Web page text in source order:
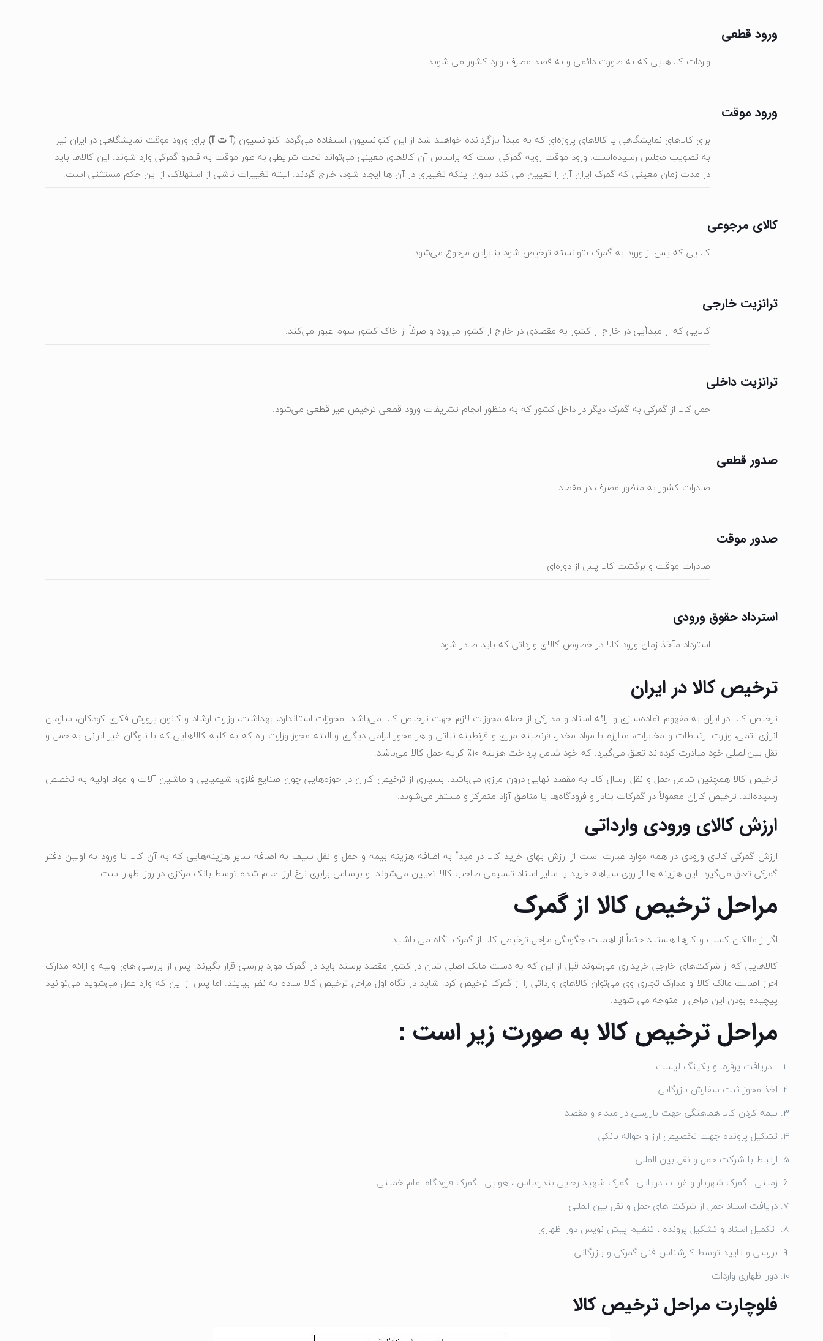
ورود قطعی
واردات کالاهایی که به صورت دائمی و به قصد مصرف وارد کشور می شوند.
ورود موقت
برای کالاهای نمایشگاهی یا کالاهای پروژه‌ای که به مبدأ بازگردانده خواهند شد از این کنوانسیون استفاده می‌گردد. کنوانسیون (آ ت آ) برای ورود موقت نمایشگاهی در ایران نیز
به تصویب مجلس رسیده‌است. ورود موقت رویه گمرکی است که براساس آن کالاهای معینی می‌تواند تحت شرایطی به طور موقت به قلمرو گمرکی وارد شوند. این کالاها باید
در مدت زمان معینی که گمرک ایران آن را تعیین می‌ کند بدون اینکه تغییری در آن ها ایجاد شود، خارج گردند. البته تغییرات ناشی از استهلاک، از این حکم مستثنی است.
کالای مرجوعی
کالایی که پس از ورود به گمرک نتوانسته ترخیص شود بنابراین مرجوع می‌شود.
ترانزیت خارجی
کالایی که از مبدأیی در خارج از کشور به مقصدی در خارج از کشور می‌رود و صرفاً از خاک کشور سوم عبور می‌کند.
ترانزیت داخلی
حمل کالا از گمرکی به گمرک دیگر در داخل کشور که به منظور انجام تشریفات ورود قطعی ترخیص غیر قطعی می‌شود.
صدور قطعی
صادرات کشور به منظور مصرف در مقصد
صدور موقت
صادرات موقت و برگشت کالا پس از دوره‌ای
استرداد حقوق ورودی
استرداد مآخذ زمان ورود کالا در خصوص کالای وارداتی که باید صادر شود.
ترخیص کالا در ایران
ترخیص کالا در ایران به مفهوم آماده‌سازی و ارائه اسناد و مدارکی از جمله مجوزات لازم جهت ترخیص کالا می‌باشد. مجوزات استاندارد، بهداشت، وزارت ارشاد و کانون پرورش فکری کودکان، سازمان
انرژی اتمی، وزارت ارتباطات و مخابرات، مبارزه با مواد مخدر، قرنطینه مرزی و قرنطینه نباتی و هر مجوز الزامی دیگری و البته مجوز وزارت راه که به کلیه کالاهایی که با ناوگان غیر ایرانی به حمل و
نقل بین‌المللی خود مبادرت کرده‌اند تعلق می‌گیرد. که خود شامل پرداخت هزینه ۱۰٪ کرایه حمل کالا می‌باشد.
ترخیص کالا همچنین شامل حمل و نقل ارسال کالا به مقصد نهایی درون مرزی می‌باشد. بسیاری از ترخیص کاران در حوزه‌هایی چون صنایع فلزی، شیمیایی و ماشین آلات و مواد اولیه به تخصص
رسیده‌اند. ترخیص کاران معمولاً در گمرکات بنادر و فرودگاه‌ها یا مناطق آزاد متمرکز و مستقر می‌شوند.
ارزش کالای ورودی وارداتی
ارزش گمرکی کالای ورودی در همه موارد عبارت است از ارزش بهای خرید کالا در مبدأ به اضافه هزینه بیمه و حمل و نقل سیف به اضافه سایر هزینه‌هایی که به آن کالا تا ورود به اولین دفتر
گمرکی تعلق می‌گیرد. این هزینه ها از روی سیاهه خرید یا سایر اسناد تسلیمی صاحب کالا تعیین می‌شوند. و براساس برابری نرخ ارز اعلام شده توسط بانک مرکزی در روز اظهار است.
مراحل ترخیص کالا از گمرک
اگر از مالکان کسب و کارها هستید حتماً از اهمیت چگونگی مراحل ترخیص کالا از گمرک آگاه می باشید.
کالاهایی که از شرکت‌های خارجی خریداری می‌شوند قبل از این که به دست مالک اصلی شان در کشور مقصد برسند باید در گمرک مورد بررسی قرار بگیرند. پس از بررسی های اولیه و ارائه مدارک
احراز اصالت مالک کالا و مدارک تجاری وی می‌توان کالاهای وارداتی را از گمرک ترخیص کرد. شاید در نگاه اول مراحل ترخیص کالا ساده به نظر بیایند. اما پس از این که وارد عمل می‌شوید می‌توانید
پیچیده بودن این مراحل را متوجه می شوید.
مراحل ترخیص کالا به صورت زیر است :
دریافت پرفرما و پکینگ لیست
اخذ مجوز ثبت سفارش بازرگانی
بیمه کردن کالا هماهنگی جهت بازرسی در مبداء و مقصد
تشکیل پرونده جهت تخصیص ارز و حواله بانکی
ارتباط با شرکت حمل و نقل بین المللی
زمینی : گمرک شهریار و غرب ، دریایی : گمرک شهید رجایی بندرعباس ، هوایی : گمرک فرودگاه امام خمینی
دریافت اسناد حمل از شرکت های حمل و نقل بین المللی
تکمیل اسناد و تشکیل پرونده ، تنظیم پیش نویس دور اظهاری
بررسی و تایید توسط کارشناس فنی گمرکی و بازرگانی
دور اظهاری واردات
فلوچارت مراحل ترخیص کالا